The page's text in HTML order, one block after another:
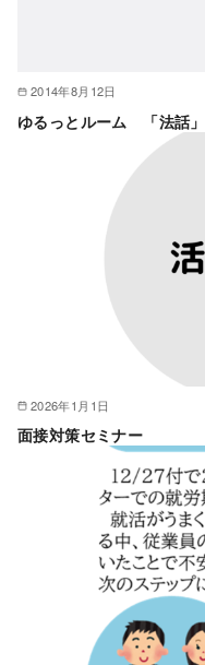
2014年8月12日
ゆるっとルーム 「法話」
2026年1月1日
面接対策セミナー